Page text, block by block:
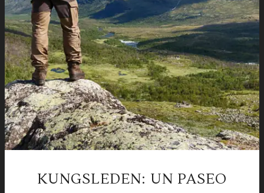
KUNGSLEDEN: UN PASEO